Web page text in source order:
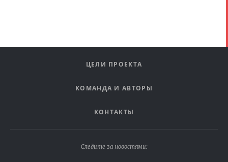
ЦЕЛИ ПРОЕКТА
КОМАНДА И АВТОРЫ
КОНТАКТЫ
Следите за новостями: